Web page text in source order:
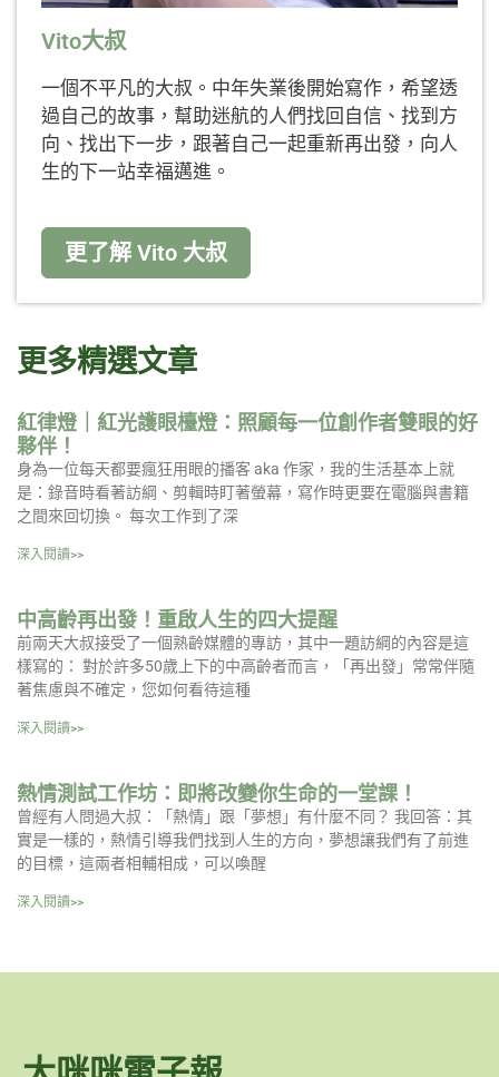
Vito大叔
一個不平凡的大叔。中年失業後開始寫作，希望透
過自己的故事，幫助迷航的人們找回自信、找到方
向、找出下一步，跟著自己一起重新再出發，向人
生的下一站幸福邁進。
更了解 Vito 大叔
更多精選文章
紅律燈｜紅光護眼檯燈：照顧每一位創作者雙眼的好
夥伴！
身為一位每天都要瘋狂用眼的播客 aka 作家，我的生活基本上就
是：錄音時看著訪綱、剪輯時盯著螢幕，寫作時更要在電腦與書籍
之間來回切換。 每次工作到了深
深入閱讀>>
中高齡再出發！重啟人生的四大提醒
前兩天大叔接受了一個熟齡媒體的專訪，其中一題訪綱的內容是這
樣寫的： 對於許多50歲上下的中高齡者而言，「再出發」常常伴隨
著焦慮與不確定，您如何看待這種
深入閱讀>>
熱情測試工作坊：即將改變你生命的一堂課！
曾經有人問過大叔：「熱情」跟「夢想」有什麼不同？ 我回答：其
實是一樣的，熱情引導我們找到人生的方向，夢想讓我們有了前進
的目標，這兩者相輔相成，可以喚醒
深入閱讀>>